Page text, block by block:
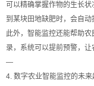
可以精确掌握作物的生长
到某块田地缺肥时，会自动
此外，智能监控还能帮助
录，系统可以提前预警，让
—
4. 数字农业智能监控的未来